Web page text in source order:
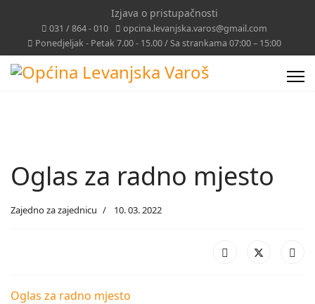
Izjava o pristupačnosti
031 / 864 - 010
opcina.levanjska.varos@gmail.com
Ponedjeljak - Petak 7.00 - 15.00 / Sa strankama 07:00 – 15:00
Oglas za radno mjesto
Zajedno za zajednicu 10. 03. 2022
Oglas za radno mjesto